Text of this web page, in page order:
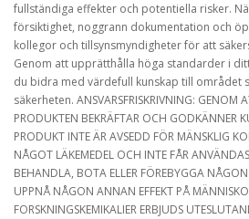
fullständiga effekter och potentiella risker.
försiktighet, noggrann dokumentation och
kollegor och tillsynsmyndigheter för att
Genom att upprätthålla höga standarder i
du bidra med värdefull kunskap till
säkerheten. ANSVARSFRISKRIVNING: GENOM
PRODUKTEN BEKRÄFTAR OCH GODKÄNNER
PRODUKT INTE ÄR AVSEDD FÖR MÄNSKLIG
NÅGOT LÄKEMEDEL OCH INTE FÅR
BEHANDLA, BOTA ELLER FÖREBYGGA
UPPNÅ NÅGON ANNAN EFFEKT PÅ
FORSKNINGSKEMIKALIER ERBJUDS